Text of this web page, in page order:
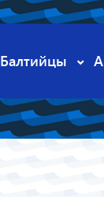
Балтийцы